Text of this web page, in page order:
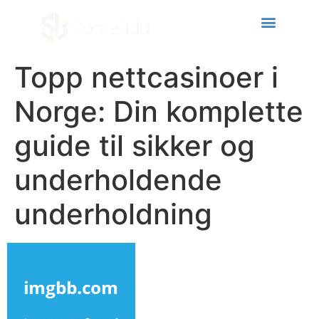
panel
panel
Topp nettcasinoer i
Norge: Din komplette
guide til sikker og
underholdende
underholdning